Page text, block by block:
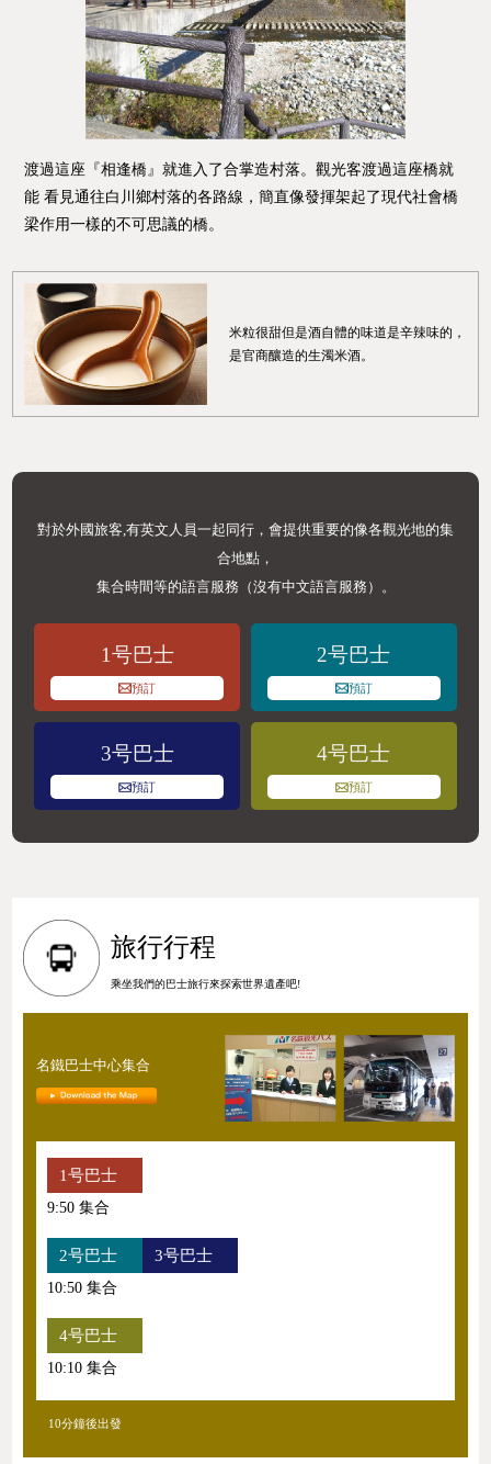
渡過這座『相逢橋』就進入了合掌造村落。觀光客渡過這座橋就
能看見通往白川鄉村落的各路線，簡直像發揮架起了現代社會橋
梁作用一樣的不可思議的橋。
米粒很甜但是酒自體的味道是辛辣味的，
是官商釀造的生濁米酒。
對於外國旅客,有英文人員一起同行，會提供重要的像各觀光地的集
合地點，
集合時間等的語言服務（沒有中文語言服務）。
1号巴士
預訂
2号巴士
預訂
3号巴士
預訂
4号巴士
預訂
旅行行程
乘坐我們的巴士旅行來探索世界遺產吧!
名鐵巴士中心集合
1号巴士
9:50 集合
2号巴士 3号巴士
10:50 集合
4号巴士
10:10 集合
10分鐘後出發